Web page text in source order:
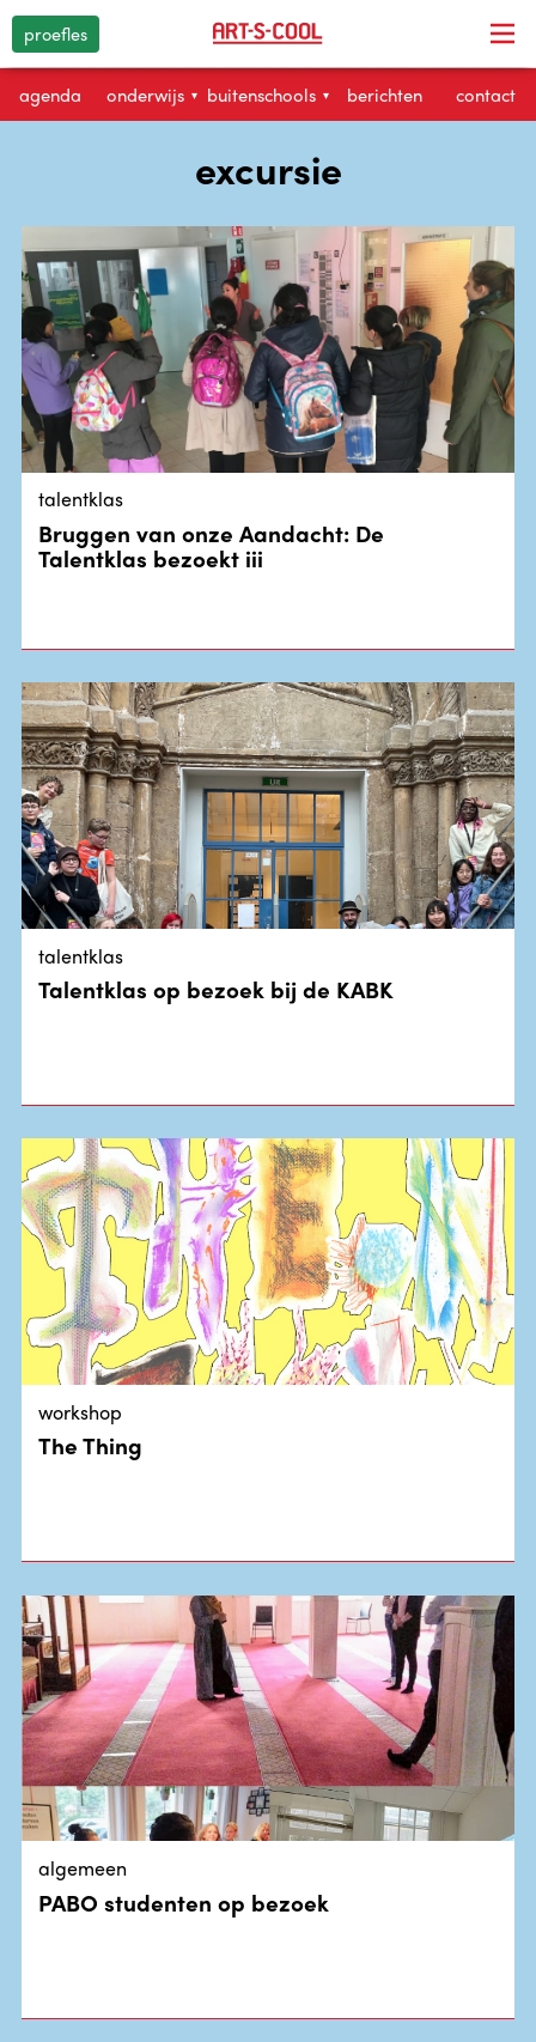
proefles
agenda onderwijs ▾ buitenschools ▾ berichten contact
excursie
talentklas
Bruggen van onze Aandacht: De
Talentklas bezoekt iii
talentklas
Talentklas op bezoek bij de KABK
workshop
The Thing
algemeen
PABO studenten op bezoek